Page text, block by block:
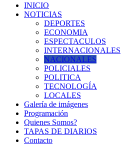
INICIO
NOTICIAS
DEPORTES
ECONOMIA
ESPECTACULOS
INTERNACIONALES
NACIONALES
POLICIALES
POLITICA
TECNOLOGÍA
LOCALES
Galería de imágenes
Programación
Quienes Somos?
TAPAS DE DIARIOS
Contacto